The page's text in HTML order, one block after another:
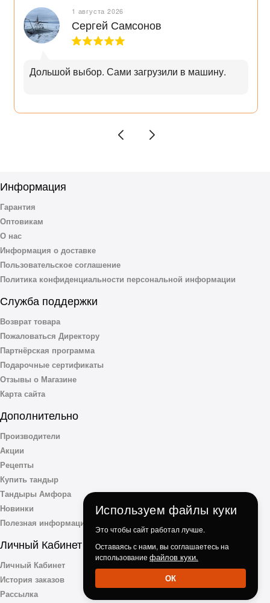
1 августа 2026
Сергей Самсонов
Дольшой выбор. Сами загрузили в машину.
Информация
Гарантия
Оптовикам
О нас
Информация о доставке
Пользовательское соглашение
Политика конфиденциальности персональной информации
Служба поддержки
Возврат товара
Пожаловаться Директору
Партнёрская программа
Подарочные сертификаты
Отзывы о Магазине
Карта сайта
Дополнительно
Производители
Акции
Рецепты
Купить тандыр
Тандыры Амфора
Новинки
Полезная информация
Личный Кабинет
Личный Кабинет
История заказов
Рассылка
Используем файлы куки
Это чтобы сайт работал лучше.
Оставаясь с нами, вы соглашаетесь на
использование файлов куки.
ОК